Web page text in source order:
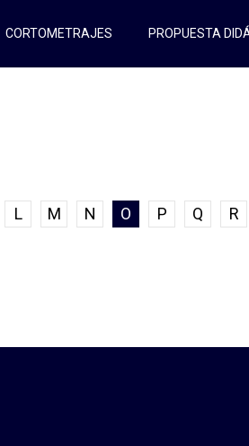
CORTOMETRAJES PROPUESTA
L M N O P Q R